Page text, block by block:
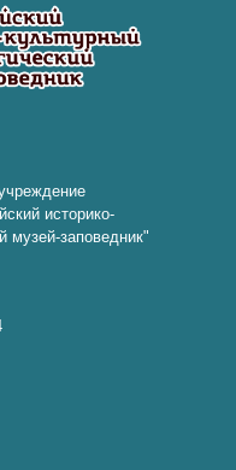
историко-
музей-заповедник"